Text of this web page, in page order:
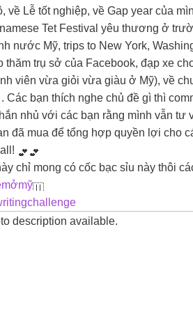
về Lễ tốt nghiệp, về Gap year của
Tet Festival yêu thương ở
nước Mỹ, trips to New York,
thăm trụ sở của Facebook, đạp xe
viên vừa giỏi vừa giàu ở Mỹ), về
Các bạn thích nghe chủ đề gì thì
nhủ với các bạn rằng mình vẫn tư
đã mua để tổng hợp quyền lợi cho
chỉ mong có cốc bạc sỉu này thôi
CÂU FAST & FURIOUS! Phép màu từ